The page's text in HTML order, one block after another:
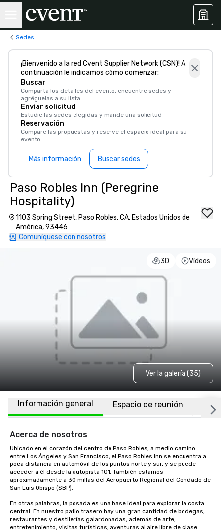
Sedes
¡Bienvenido a la red Cvent Supplier Network (CSN)! A
continuación le indicamos cómo comenzar:
Buscar
Comparta los detalles del evento, encuentre sedes y
agréguelas a su lista
Enviar solicitud
Estudie las sedes elegidas y mande una solicitud
Reservación
Compare las propuestas y reserve el espacio ideal para su
evento
Más información Buscar sedes
Paso Robles Inn (Peregrine
Hospitality)
1103 Spring Street, Paso Robles, CA, Estados Unidos de
América, 93446
Comuníquese con nosotros
3D Vídeos
Ver la galería (35)
Información general Espacio de reunión
Acerca de nosotros
Ubicado en el corazón del centro de Paso Robles, a medio camino
entre Los Ángeles y San Francisco, el Paso Robles Inn se encuentra a
poca distancia en automóvil de los puntos norte y sur, y se puede
acceder a él desde la autopista 101. También estamos
aproximadamente a 30 millas del Aeropuerto Regional del Condado de
San Luis Obispo (SBP).
En otras palabras, la posada es una base ideal para explorar la costa
central. En nuestro patio trasero hay una gran cantidad de bodegas,
restaurantes y destilerías galardonadas, además de arte,
entretenimiento, visitas turísticas, aventuras al aire libre de clase